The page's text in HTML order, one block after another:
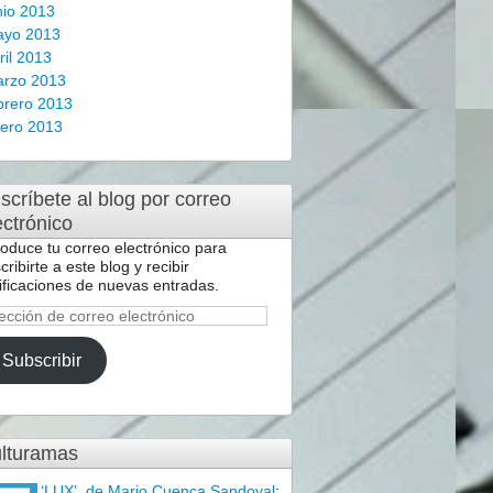
2013
2013
2013
2013
2013
2013
al blog por correo
tu correo electrónico para
a este blog y recibir
de nuevas entradas.
Subscribir